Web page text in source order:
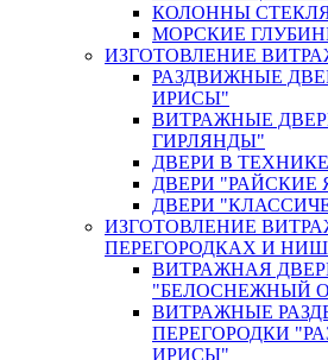
КОЛОННЫ
МОРСКИЕ
ИЗГОТОВЛЕНИЕ
РАЗДВИЖНЫЕ
ИРИСЫ"
ВИТРАЖНЫЕ
ГИРЛЯНДЫ"
ДВЕРИ В
ДВЕРИ "РАЙСКИЕ
ДВЕРИ
ИЗГОТОВЛЕНИЕ
ПЕРЕГОРОДКАХ И
ВИТРАЖНАЯ
"БЕЛОСНЕЖНЫЙ
ВИТРАЖНЫЕ
ПЕРЕГОРОДКИ
ИРИСЫ"